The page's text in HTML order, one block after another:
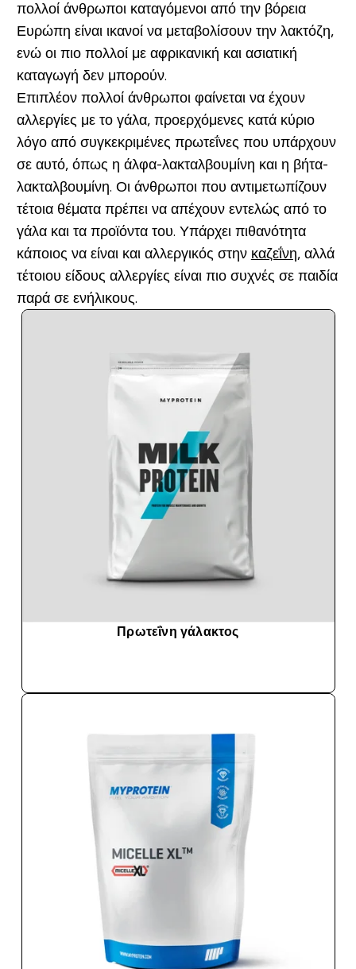
πολλοί άνθρωποι καταγόμενοι από την βόρεια
Ευρώπη είναι ικανοί να μεταβολίσουν την λακτόζη,
ενώ οι πιο πολλοί με αφρικανική και ασιατική
καταγωγή δεν μπορούν.
Επιπλέον πολλοί άνθρωποι φαίνεται να έχουν
αλλεργίες με το γάλα, προερχόμενες κατά κύριο
λόγο από συγκεκριμένες πρωτεΐνες που υπάρχουν
σε αυτό, όπως η άλφα-λακταλβουμίνη και η βήτα-
λακταλβουμίνη. Οι άνθρωποι που αντιμετωπίζουν
τέτοια θέματα πρέπει να απέχουν εντελώς από το
γάλα και τα προϊόντα του. Υπάρχει πιθανότητα
κάποιος να είναι και αλλεργικός στην καζεΐνη, αλλά
τέτοιου είδους αλλεργίες είναι πιο συχνές σε παιδία
παρά σε ενήλικους.
Πρωτεΐνη γάλακτος